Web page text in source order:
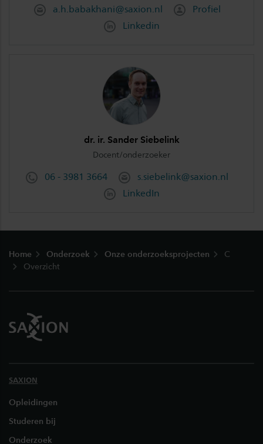
a.h.babakhani@saxion.nl
Profiel
Linkedin
dr. ir. Sander Siebelink
Docent/onderzoeker
06 - 3981 3664
s.siebelink@saxion.nl
LinkedIn
Home Onderzoek Onze onderzoeksprojecten
C
Overzicht
SAXION
Opleidingen
Studeren bij
Onderzoek